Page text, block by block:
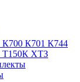
К700 К701 К744
Т150К ХТЗ